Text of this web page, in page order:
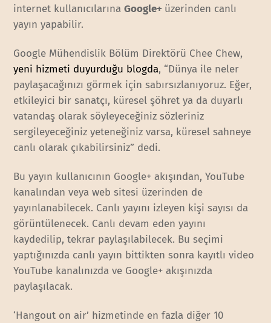
internet kullanıcılarınaGoogle+ üzerinden canlı
yayın yapabilir.
Google Mühendislik Bölüm Direktörü Chee Chew,
yeni hizmeti duyurduğu blogda, “Dünya ile neler
paylaşacağınızı görmek için sabırsızlanıyoruz. Eğer,
etkileyici bir sanatçı, küresel şöhret ya da duyarlı
vatandaş olarak söyleyeceğiniz sözleriniz
sergileyeceğiniz yeteneğiniz varsa, küresel sahneye
canlı olarak çıkabilirsiniz” dedi.
Bu yayın kullanıcının Google+ akışından, YouTube
kanalından veya web sitesi üzerinden de
yayınlanabilecek. Canlı yayını izleyen kişi sayısı da
görüntülenecek. Canlı devam eden yayını
kaydedilip, tekrar paylaşılabilecek. Bu seçimi
yaptığınızda canlı yayın bittikten sonra kayıtlı video
YouTube kanalınızda ve Google+ akışınızda
paylaşılacak.
‘Hangout on air’ hizmetinde en fazla diğer 10